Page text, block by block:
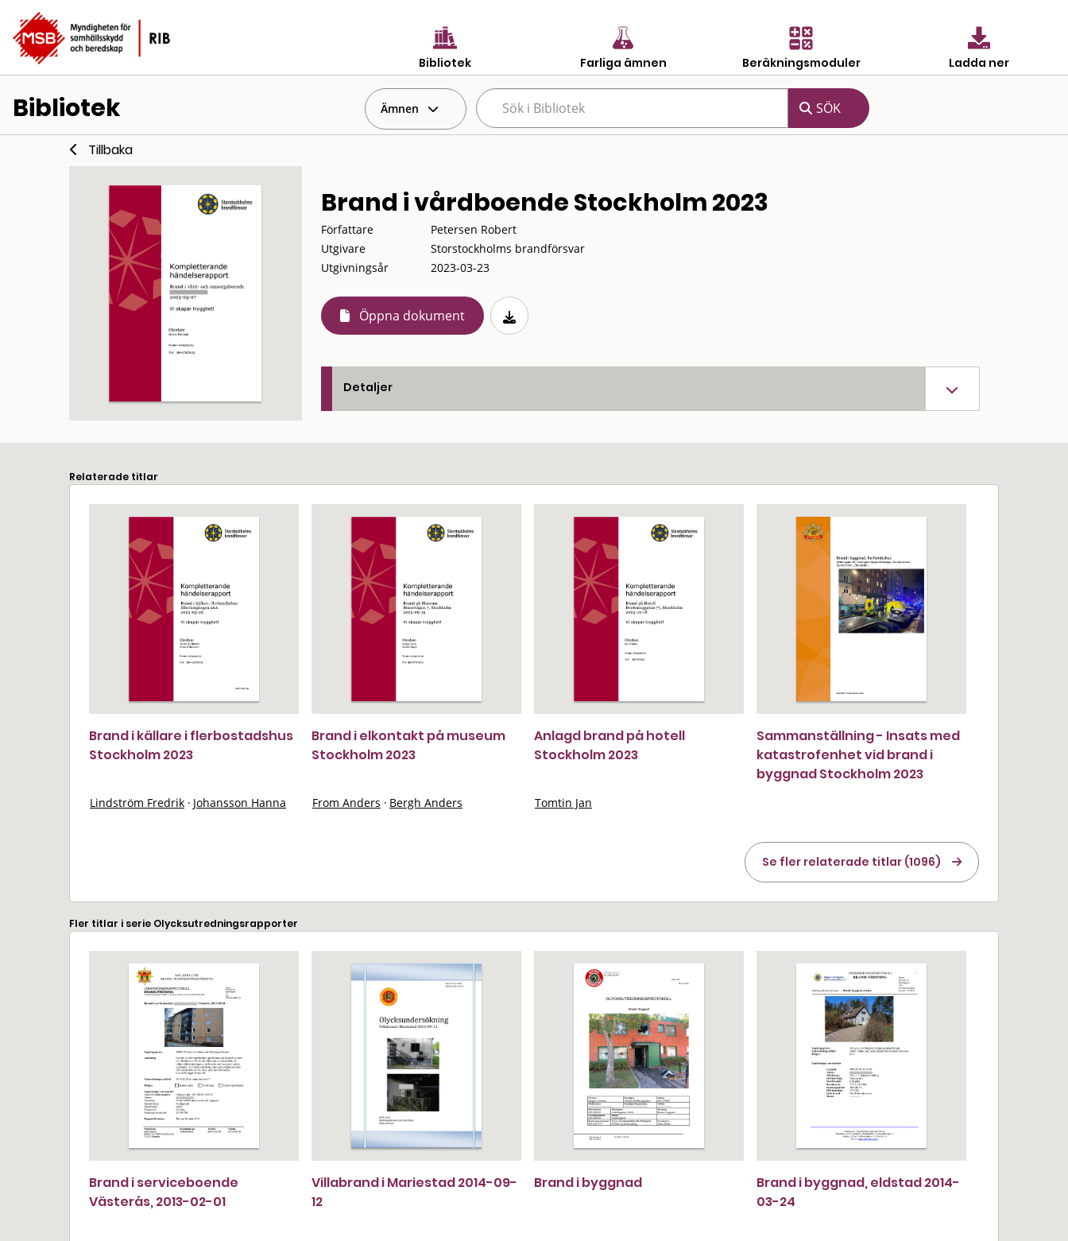
Bibliotek Farliga ämnen Beräkningsmoduler Ladda ner
Bibliotek Ämnen
Tillbaka
Brand i vårdboende Stockholm 2023
Författare
Petersen Robert
Utgivare
Storstockholms brandförsvar
Utgivningsår
2023-03-23
Öppna dokument
Detaljer
Relaterade titlar
Brand i källare i flerbostadshus
Stockholm 2023
Lindström Fredrik · Johansson Hanna
Brand i elkontakt på museum
Stockholm 2023
From Anders · Bergh Anders
Anlagd brand på hotell
Stockholm 2023
Tomtin Jan
Sammanställning - Insats med
katastrofenhet vid brand i
byggnad Stockholm 2023
Se fler relaterade titlar (1096)
Fler titlar i serie Olycksutredningsrapporter
Brand i serviceboende
Västerås, 2013-02-01
Villabrand i Mariestad 2014-09-
12
Brand i byggnad
Brand i byggnad, eldstad 2014-
03-24